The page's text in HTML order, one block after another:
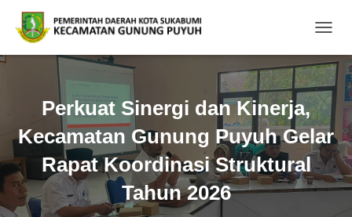
Perkuat Sinergi dan Kinerja,
Kecamatan Gunung Puyuh Gelar
Rapat Koordinasi Struktural
Tahun 2026